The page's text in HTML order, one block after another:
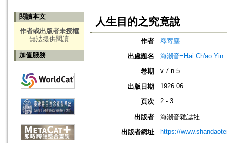
閱讀本文
作者或出版者未授權
無法提供閱讀
加值服務
人生目的之究竟說
作者
釋寄塵
出處題名
海潮音=Hai Ch'ao Yin
卷期
v.7 n.5
出版日期 1926.06
頁次 2 - 3
出版者
海潮音雜誌社
出版者網址
https://